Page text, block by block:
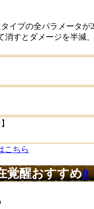
イプの全パラメータが2
消すとダメージを半減
こちら
覚醒おすすめ0